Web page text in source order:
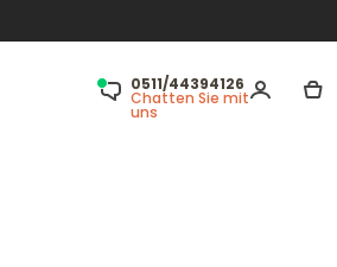
0511/44394126
Chatten Sie mit
uns